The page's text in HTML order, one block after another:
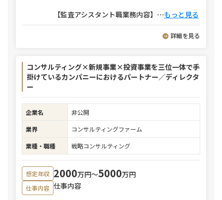
【監査アシスタント職業務内容】 ⋯もっと見る
詳細を見る
コンサルティング×新規事業×投資事業を三位一体で手
掛けているカンパニーにおけるパートナー／ディレクタ
ー
企業名
非公開
業界
コンサルティングファーム
業種・職種
戦略コンサルティング
想定年収 2000万円〜5000万円
仕事内容 仕事内容